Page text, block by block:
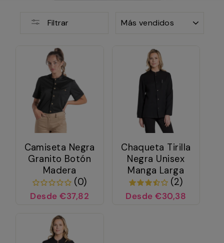
Filtrar
Camiseta Negra
Granito Botón
Madera
(0)
Desde €37,82
Chaqueta Tirilla
Negra Unisex
Manga Larga
(2)
Desde €30,38